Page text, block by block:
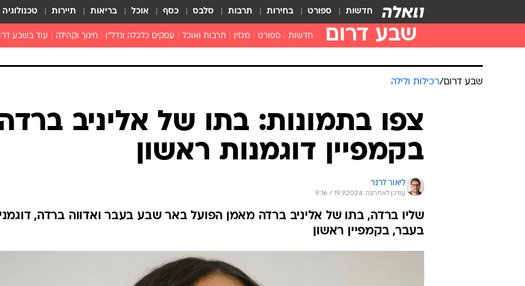
חדשות ספורט בחירות תרבות סלבס כסף אוכל בריאות תיירות טכנולוגיה
שבע דרום חדשות ספורט מגזין תרבות ואוכל עסקים כלכלה ונדל"ן חינוך וקהילה עוד בשבע
שבע דרום/רכילות ולילה
צפו בתמונות: בתו של אליניב
בקמפיין דוגמנות ראשון
ליאור לרנר
עודכן לאחרונה: 19.9.2024 / 9:16
שליו ברדה, בתו של אליניב ברדה מאמן הפועל באר שבע בעבר ואדווה ברדה,
בעבר, בקמפיין ראשון